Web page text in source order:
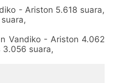
- Ariston 5.618 suara,
Vandiko - Ariston 4.062
3.056 suara,